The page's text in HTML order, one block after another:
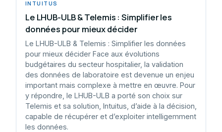
INTUITUS
Le LHUB-ULB & Telemis : Simplifier les
données pour mieux décider
Le LHUB-ULB & Telemis : Simplifier les données
pour mieux décider Face aux évolutions
budgétaires du secteur hospitalier, la validation
des données de laboratoire est devenue un enjeu
important mais complexe à mettre en œuvre. Pour
y répondre, le LHUB-ULB a porté son choix sur
Telemis et sa solution, Intuitus, d’aide à la décision,
capable de récupérer et d’exploiter intelligemment
les données.